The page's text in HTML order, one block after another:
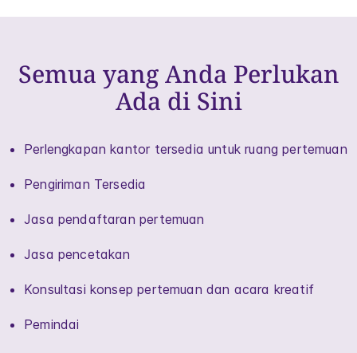
Semua yang Anda Perlukan
Ada di Sini
Perlengkapan kantor tersedia untuk ruang pertemuan
Pengiriman Tersedia
Jasa pendaftaran pertemuan
Jasa pencetakan
Konsultasi konsep pertemuan dan acara kreatif
Pemindai